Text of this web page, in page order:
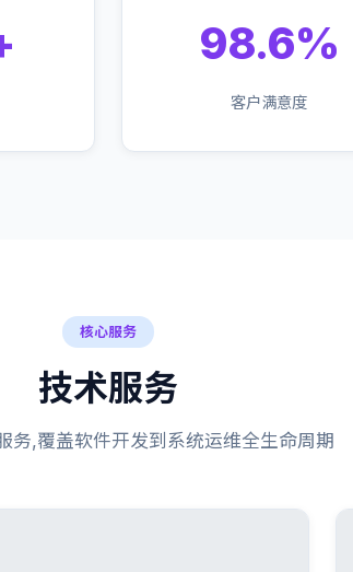
98.6%
客户满意度
核心服务
技术服务
务,覆盖软件开发到系统运维全生命周期